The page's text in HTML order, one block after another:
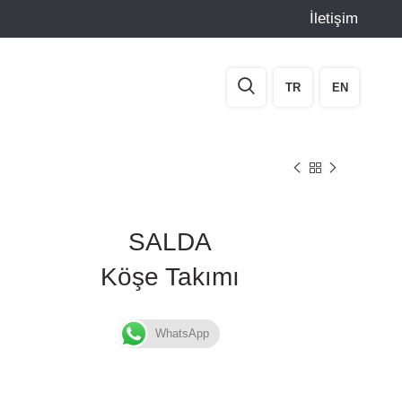
İletişim
TR EN
SALDA
Köşe Takımı
WhatsApp